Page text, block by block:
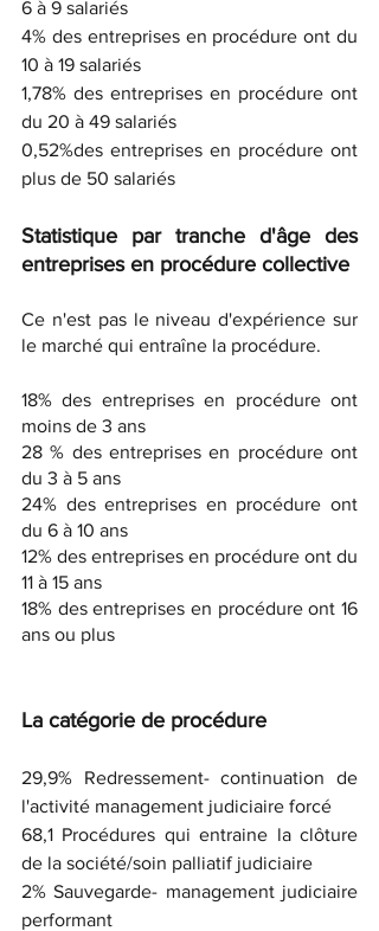
6 à 9 salariés
4% des entreprises en procédure ont du
10 à 19 salariés
1,78% des entreprises en procédure ont
du 20 à 49 salariés
0,52%des entreprises en procédure ont
plus de 50 salariés
Statistique par tranche d'âge des
entreprises en procédure collective
Ce n'est pas le niveau d'expérience sur
le marché qui entraîne la procédure.
18% des entreprises en procédure ont
moins de 3 ans
28 % des entreprises en procédure ont
du 3 à 5 ans
24% des entreprises en procédure ont
du 6 à 10 ans
12% des entreprises en procédure ont du
11 à 15 ans
18% des entreprises en procédure ont 16
ans ou plus
La catégorie de procédure
29,9% Redressement- continuation de
l'activité management judiciaire forcé
68,1 Procédures qui entraine la clôture
de la société/soin palliatif judiciaire
2% Sauvegarde- management judiciaire
performant